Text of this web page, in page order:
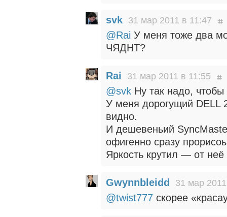
svk 31 мар 2011 в 11:47
@Rai У меня тоже два
ЧЯДНТ?
Rai 31 мар 2011 в 11:55
@svk Ну так надо,
У меня дорогущий DELL
видно.
И дешевеньий
офигенно сразу
Яркость крутил — от неё
Gwynnbleidd 31 мар
@twist777 скорее